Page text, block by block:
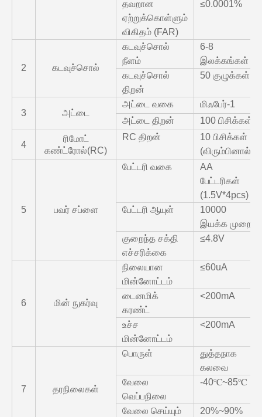
தவறான
ஏற்றுக்கொள்ளும்
விகிதம் (FAR)
≤0.0001%
2 கடவுச்சொல்
கடவுச்சொல்
நீளம்
6-8
இலக்கங்கள்
கடவுச்சொல்
திறன்
50 குழுக்கள்
3 அட்டை
அட்டை வகை
மிஃபேர்-1
அட்டை திறன்
100 பிசிக்கள்
4
ரிமோட்
கண்ட்ரோல்(RC)
RC திறன்
10 பிசிக்கள்
(விரும்பினால்)
5 பவர் சப்ளை
பேட்டரி வகை
AA
பேட்டரிகள்
(1.5V*4pcs)
பேட்டரி ஆயுள்
10000
இயக்க முறை
குறைந்த சக்தி
எச்சரிக்கை
≤4.8V
6 மின் நுகர்வு
நிலையான
மின்னோட்டம்
≤60uA
டைனமிக்
கரண்ட்
<200mA
உச்ச
மின்னோட்டம்
<200mA
7 தரநிலைகள்
பொருள்
துத்தநாக
கலவை
வேலை
வெப்பநிலை
-40℃~85℃
வேலை செய்யும்
20%~90%